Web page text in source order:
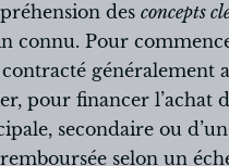
des concepts
connu. Pour
généralement
pour financer l’achat
secondaire ou d’un
selon un